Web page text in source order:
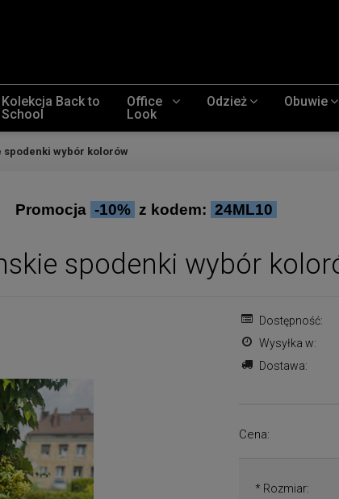
Kolekcja Back to
School
Office
Look
Odzież Obuwie
spodenki wybór kolorów
Promocja -10% z kodem: 24ML10
spodenki wybór
Dostępność:
Wysyłka w:
Dostawa:
Cena:
* Rozmiar: